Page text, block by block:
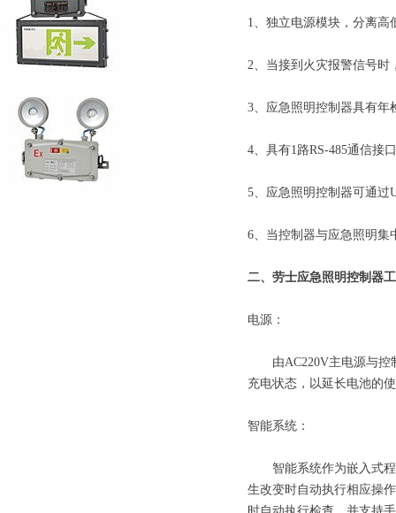
1、独立电源模块，分离
2、当接到火灾报警信号时
3、应急照明控制器具有年
4、具有1路RS-485通信接
5、应急照明控制器可通过
6、当控制器与应急照明集
二、劳士应急照明控制器
电源：
由AC220V主电源与控制
充电状态，以延长电池的
智能系统：
智能系统作为嵌入式程
生改变时自动执行相应操